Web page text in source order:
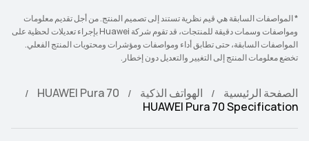
* المواصفات السابقة هي قيم نظرية تستند إلى تصميم المنتج. من أجل تقديم معلومات
ومواصفات وسمات دقيقة للمنتجات، قد تقوم شركة Huawei بإجراء تعديلات لحظية على
المواصفات السابقة، حتى تطابق أداء ومواصفات ومؤشرات ومحتويات المنتج الفعلي.
تخضع معلومات المنتج إلى التغيير والتعديل دون إخطار.
الصفحة الرئيسية الهواتف الذكية
HUAWEI Pura 70
HUAWEI Pura 70 Specification